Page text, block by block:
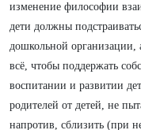
изменение философии
дети должны
дошкольной организации,
всё, чтобы поддержать
воспитании и развитии
родителей от детей, не
напротив, сблизить (при